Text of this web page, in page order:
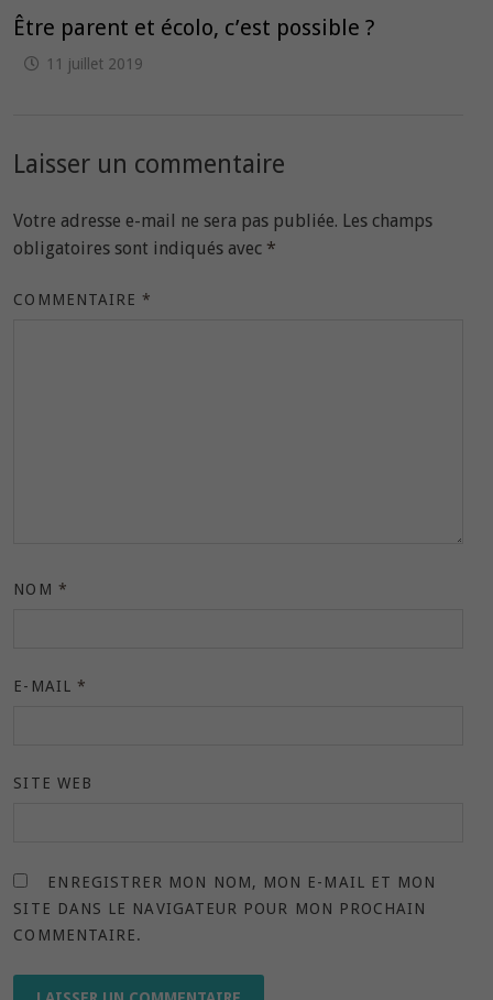
Être parent et écolo, c’est possible ?
11 juillet 2019
Laisser un commentaire
Votre adresse e-mail ne sera pas publiée. Les champs
obligatoires sont indiqués avec *
COMMENTAIRE*
NOM *
E-MAIL *
SITE WEB
ENREGISTRER MON NOM, MON E-MAIL ET MON
SITE DANS LE NAVIGATEUR POUR MON PROCHAIN
COMMENTAIRE.